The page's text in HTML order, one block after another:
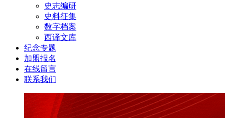
史志编研
史料征集
数字档案
西译文库
纪念专题
加盟报名
在线留言
联系我们